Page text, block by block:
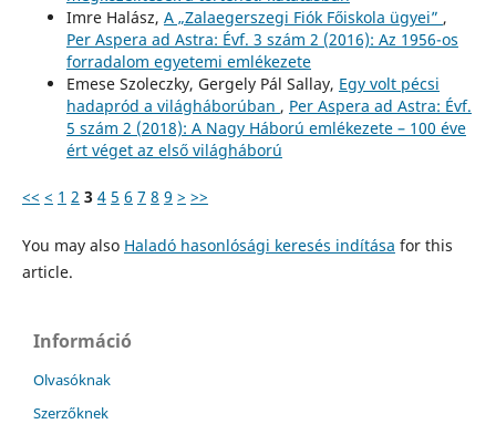
Imre Halász, A „Zalaegerszegi Fiók Főiskola ügyei” ,
Per Aspera ad Astra: Évf. 3 szám 2 (2016): Az 1956-os
forradalom egyetemi emlékezete
Emese Szoleczky, Gergely Pál Sallay, Egy volt pécsi
hadapród a világháborúban , Per Aspera ad Astra: Évf.
5 szám 2 (2018): A Nagy Háború emlékezete – 100 éve
ért véget az első világháború
<< < 1 2 3 4 5 6 7 8 9 > >>
You may also Haladó hasonlósági keresés indítása for this
article.
Információ
Olvasóknak
Szerzőknek